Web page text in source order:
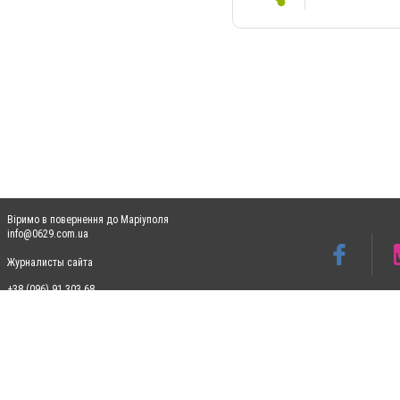
Віримо в повернення до Маріуполя
info@0629.com.ua
Журналисты сайта
+38 (096) 91 303 68